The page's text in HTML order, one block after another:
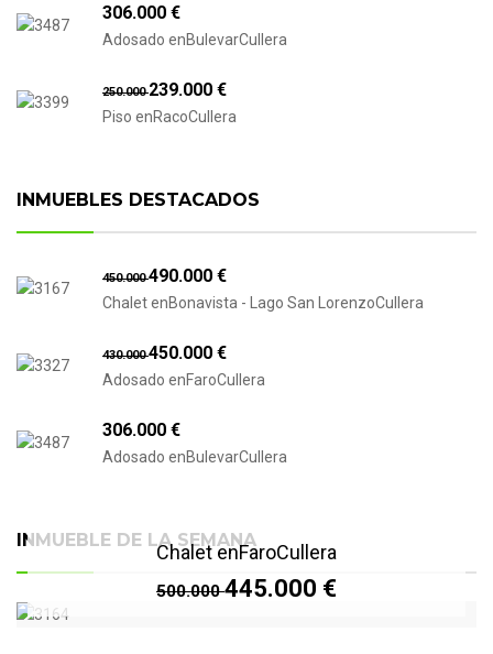
306.000 €
Adosado enBulevarCullera
250.000239.000 €
Piso enRacoCullera
INMUEBLES DESTACADOS
450.000490.000 €
Chalet enBonavista - Lago San LorenzoCullera
430.000450.000 €
Adosado enFaroCullera
306.000 €
Adosado enBulevarCullera
INMUEBLE DE LA SEMANA
Chalet enFaroCullera
500.000445.000 €